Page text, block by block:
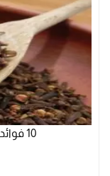
10 فوائد للقرنفل مذهلة لصحة الجسم